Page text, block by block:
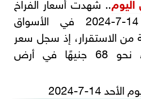
اليوم الأحد 14-7-2024 في الأسواق
من الاستقرار، إذ سجل سعر
الفراخ البيضاء نحو 68 جنيهًا في أرض
14-7-2024